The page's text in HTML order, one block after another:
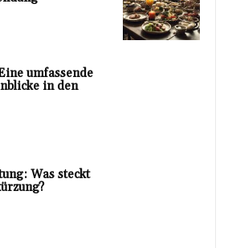
umfassende
in den
Was steckt